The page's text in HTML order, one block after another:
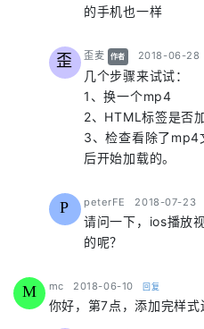
的手机也一样
歪 歪麦 says:
作者 2018-06-28
几个步骤来试试：
1、换一个mp4
2、HTML标签是否加
3、检查看除了mp4
后开始加载的。
P peterFE says:
2018-07-23
请问一下，ios播放
的呢？
M mc says:
2018-06-10 回复
你好，第7点，添加完样